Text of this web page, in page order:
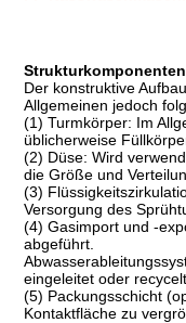
Strukturkomponenten
Der konstruktive
Allgemeinen jedoch
(1) Turmkörper: Im
üblicherweise
(2) Düse: Wird
die Größe und
(3)
Versorgung des
(4) Gasimport und -
abgeführt.
eingeleitet oder recycelt.
(5) Packungsschicht
Kontaktfläche zu